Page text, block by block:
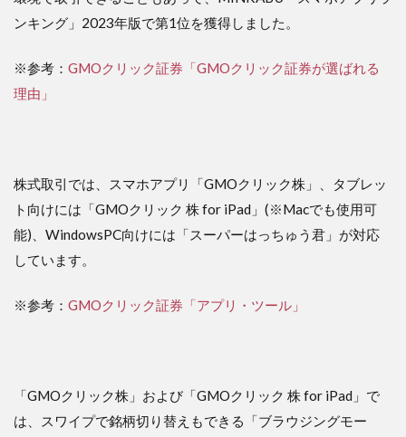
ンキング」2023年版で第1位を獲得しました。
※参考： GMOクリック証券「GMOクリック証券が選ばれる
理由」
株式取引では、スマホアプリ「GMOクリック株」、タブレッ
ト向けには「GMOクリック 株 for iPad」(※Macでも使用可
能)、WindowsPC向けには「スーパーはっちゅう君」が対応
しています。
※参考： GMOクリック証券「アプリ・ツール」
「GMOクリック株」および「GMOクリック 株 for iPad」で
は、スワイプで銘柄切り替えもできる「ブラウジングモー